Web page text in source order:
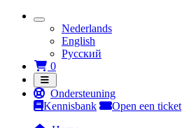
Nederlands
English
Русский
0Winkelwagen
Ondersteuning
Kennisbank
Open een ticket